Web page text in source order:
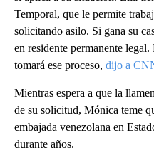
Temporal, que le permite
solicitando asilo. Si gana su
en residente permanente
tomará ese proceso, dijo a
Mientras espera a que la
de su solicitud, Mónica teme
embajada venezolana en
durante años.